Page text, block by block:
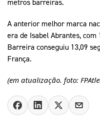
metros barreiras.
A anterior melhor marca
era de Isabel Abrantes, com
Barreira conseguiu 13,09
França.
(em atualização. foto: